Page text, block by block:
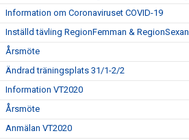
Information om Coronaviruset COVID-19
Inställd tävling RegionFemman & RegionSexan
Årsmöte
Ändrad träningsplats 31/1-2/2
Information VT2020
Årsmöte
Anmälan VT2020